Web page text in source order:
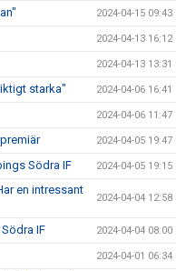
2024-04-15 09:43
2024-04-13 16:12
2024-04-13 13:31
starka" 2024-04-06 16:41
2024-04-06 11:47
2024-04-05 19:47
Södra IF 2024-04-05 19:15
en intressant
2024-04-04 12:58
IF 2024-04-04 08:00
2024-04-01 06:34